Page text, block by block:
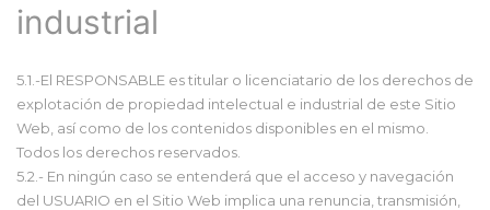
industrial
5.1.-El RESPONSABLE es titular o licenciatario de los derechos de
explotación de propiedad intelectual e industrial de este Sitio
Web, así como de los contenidos disponibles en el mismo.
Todos los derechos reservados.
5.2.- En ningún caso se entenderá que el acceso y navegación
del USUARIO en el Sitio Web implica una renuncia, transmisión,